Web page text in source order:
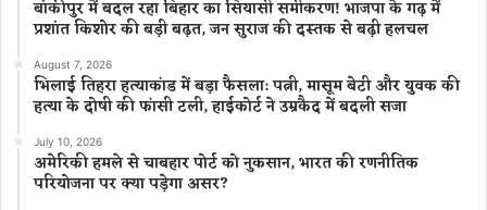
बांकीपुर में बदल रहा बिहार का सियासी समीकरण! भाजपा के गढ़ में
प्रशांत किशोर की बड़ी बढ़त, जन सुराज की दस्तक से बढ़ी हलचल
August 7, 2026
भिलाई तिहरा हत्याकांड में बड़ा फैसला: पत्नी, मासूम बेटी और युवक की
हत्या के दोषी की फांसी टली, हाईकोर्ट ने उम्रकैद में बदली सजा
July 10, 2026
अमेरिकी हमले से चाबहार पोर्ट को नुकसान, भारत की रणनीतिक
परियोजना पर क्या पड़ेगा असर?